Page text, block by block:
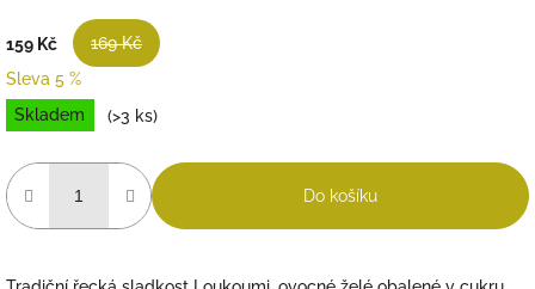
159 Kč
169 Kč
Sleva 5 %
Měrná
cena:
Skladem (>3 ks)
Do košíku